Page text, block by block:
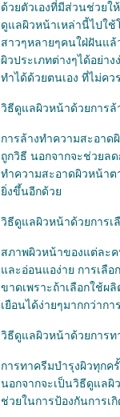
ด้วยตัวเองที่มีส่วนช่วยใ
ดูแลผิวหน้าเหล่านี้ไปใช้
สาวๆหลายๆคนใฝ่ฝันแล้
ผิวประเภทต่างๆได้อย่า
ทำได้ด้วยตนเอง ที่ไม่ค
วิธีดูแลผิวหน้าด้วยการ
การล้างทำความสะอา
ถูกวิธี นอกจากจะช่วยล
ทำความสะอาดผิวหน้า
ิ่งขึ้นอีกด้ว
วิธีดูแลผิวหน้าด้วยการ
สภาพผิวหน้าของแต่ละ
ละอ่อนแอง่าย การเลือ
ขาดเพราะถ้าเลือกใช้ผ
เยือนได้ง่ายๆมากกว่าก
วิธีดูแลผิวหน้าด้วยการท
การทาครีมบำรุงผิวทุกค
นอกจากจะเป็นวิธีดูแลผิ
ช่วยในการป้องกันการเ